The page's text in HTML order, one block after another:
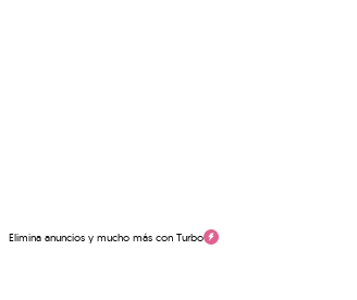
Elimina anuncios y mucho más con Turbo